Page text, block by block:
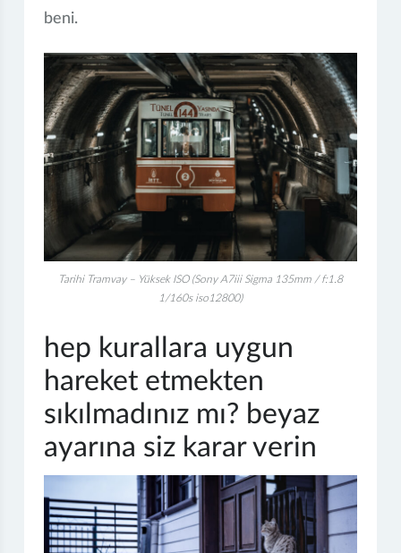
beni.
Tarihi Tramvay – Yüksek ISO (Sony A7iii Sigma 135mm / f:1.8
1/160s iso12800)
hep kurallara uygun
hareket etmekten
sıkılmadınız mı? beyaz
ayarına siz karar verin